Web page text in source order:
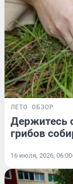
ЛЕТО ОБЗОР
Держитесь
грибов
16 июля, 2026, 06:00